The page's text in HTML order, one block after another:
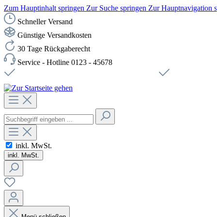
Zum Hauptinhalt springen Zur Suche springen Zur Hauptnavigation
Schneller Versand
Günstige Versandkosten
30 Tage Rückgaberecht
Service - Hotline 0123 - 45678
inkl. MwSt.
inkl. MwSt.